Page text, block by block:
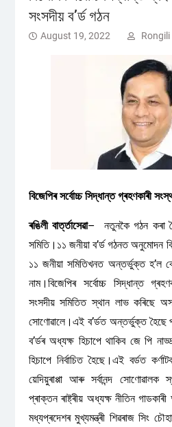
সংসদীয় ব’ৰ্ড গঠন
August 19, 2022
বিজেপিৰ সৰ্বোচ্চ সিদ্ধান্ত গ্ৰহণকাৰী
ৰঙিলী বাৰ্ত্তাসেৱা– নতুনকৈ গঠন কৰা
সমিতি।১১ জনীয়া ব’ৰ্ড গঠনত অনুমোদন
১১ জনীয়া সমিতিখনত অন্তৰ্ভুক্ত হ’ল
নাম।বিজেপিৰ সৰ্বোচ্চ সিদ্ধান্ত
সংসদীয় সমিতিত স্থান লাভ কৰিছে
সোণোৱালে।এই ব’ৰ্ডত অন্তৰ্ভুক্ত হৈছে
ব’ৰ্ডৰ অধ্যক্ষ হিচাপে থাকিব জে পি
হিচাপে নিৰ্বাচিত হৈছে।এই বৰ্ডত
য়েদিয়ুৰাপ্পা আৰু সৰ্বানন্দ সোণোৱালক
প্ৰাক্তন ৰাষ্ট্ৰীয় অধ্যক্ষ নীতিন
মধ্যপ্ৰদেশৰ মুখ্যমন্ত্ৰী শিৱৰাজ সিং